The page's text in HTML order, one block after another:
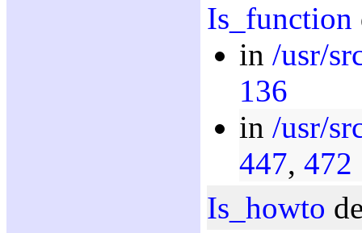
Is_function
in /usr/
136
in /usr/
447, 472
Is_howto